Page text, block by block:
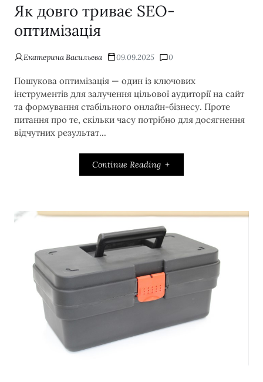
Як довго триває SEO-
оптимізація
Екатерина Васильева 09.09.2025 0
Пошукова оптимізація — один із ключових
інструментів для залучення цільової аудиторії на сайт
та формування стабільного онлайн-бізнесу. Проте
питання про те, скільки часу потрібно для досягнення
відчутних результат...
Continue Reading